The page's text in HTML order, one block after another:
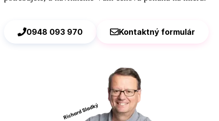
0948 093 970 Kontaktný formulár